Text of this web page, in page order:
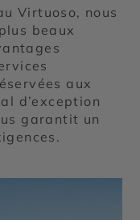
Virtuoso, nous
beaux
aux
d’exception
garantit un